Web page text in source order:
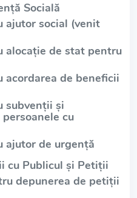
Socială
ajutor social (venit
alocație de stat pentru
acordarea de beneficii
subvenții și
cu
ajutor de urgență
cu Publicul și Petiții
depunerea de petiții